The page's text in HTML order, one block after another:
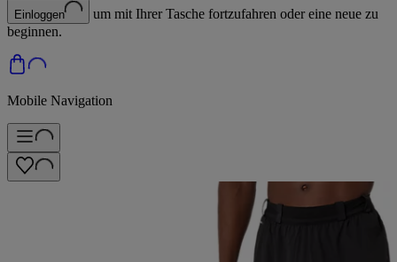
Einloggen
um mit Ihrer Tasche fortzufahren oder eine neue zu
beginnen.
Mobile Navigation